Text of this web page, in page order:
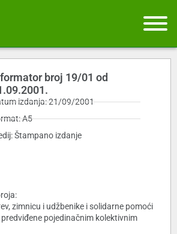
broj 19/01 od
izdanja: 21/09/2001
A5
Štampano izdanje
zimnicu i udžbenike i solidarne pomoći
pojedinačnim kolektivnim